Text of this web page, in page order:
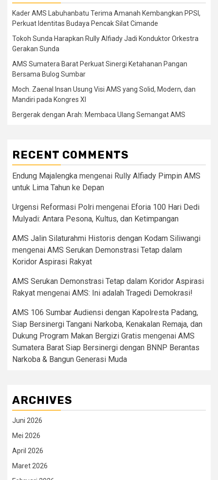
Kader AMS Labuhanbatu Terima Amanah Kembangkan PPSI,
Perkuat Identitas Budaya Pencak Silat Cimande
Tokoh Sunda Harapkan Rully Alfiady Jadi Konduktor Orkestra
Gerakan Sunda
AMS Sumatera Barat Perkuat Sinergi Ketahanan Pangan
Bersama Bulog Sumbar
Moch. Zaenal Insan Usung Visi AMS yang Solid, Modern, dan
Mandiri pada Kongres XI
Bergerak dengan Arah: Membaca Ulang Semangat AMS
RECENT COMMENTS
Endung Majalengka mengenai Rully Alfiady Pimpin AMS
untuk Lima Tahun ke Depan
Urgensi Reformasi Polri mengenai Eforia 100 Hari Dedi
Mulyadi: Antara Pesona, Kultus, dan Ketimpangan
AMS Jalin Silaturahmi Historis dengan Kodam Siliwangi
mengenai AMS Serukan Demonstrasi Tetap dalam
Koridor Aspirasi Rakyat
AMS Serukan Demonstrasi Tetap dalam Koridor Aspirasi
Rakyat mengenai AMS: Ini adalah Tragedi Demokrasi!
AMS 106 Sumbar Audiensi dengan Kapolresta Padang,
Siap Bersinergi Tangani Narkoba, Kenakalan Remaja, dan
Dukung Program Makan Bergizi Gratis mengenai AMS
Sumatera Barat Siap Bersinergi dengan BNNP Berantas
Narkoba & Bangun Generasi Muda
ARCHIVES
Juni 2026
Mei 2026
April 2026
Maret 2026